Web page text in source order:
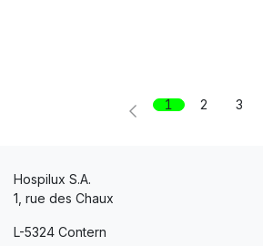
1 2 3
Hospilux S.A.
1, rue des Chaux
L-5324 Contern